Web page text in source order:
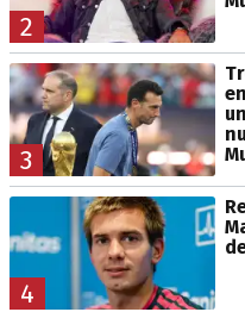
2
3
4